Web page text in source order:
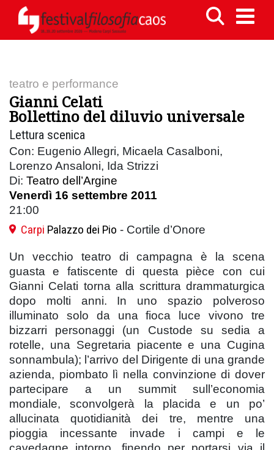
teatro e performance
Gianni Celati
Bollettino del diluvio universale
Lettura scenica
Con: Eugenio Allegri, Micaela Casalboni,
Lorenzo Ansaloni, Ida Strizzi
Di: Teatro dell’Argine
Venerdì 16 settembre 2011
21:00
Carpi Palazzo dei Pio - Cortile d’Onore
Un vecchio teatro di campagna è la scena
guasta e fatiscente di questa pièce con cui
Gianni Celati torna alla scrittura drammaturgica
dopo molti anni. In uno spazio polveroso
illuminato solo da una fioca luce vivono tre
bizzarri personaggi (un Custode su sedia a
rotelle, una Segretaria piacente e una Cugina
sonnambula); l’arrivo del Dirigente di una grande
azienda, piombato lì nella convinzione di dover
partecipare a un summit sull’economia
mondiale, sconvolgerà la placida e un po’
allucinata quotidianità dei tre, mentre una
pioggia incessante invade i campi e le